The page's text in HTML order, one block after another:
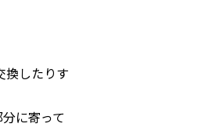
換したりす
に寄って